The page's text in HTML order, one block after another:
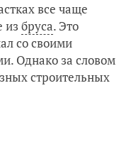
все чаще
из бруса. Это
со своими
Однако за словом
строительных